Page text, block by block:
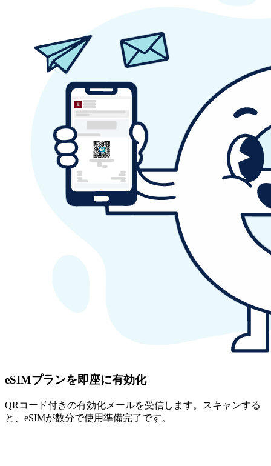
eSIMプランを即座に有効化
QRコード付きの有効化メールを受信します。スキャンする
と、eSIMが数分で使用準備完了です。